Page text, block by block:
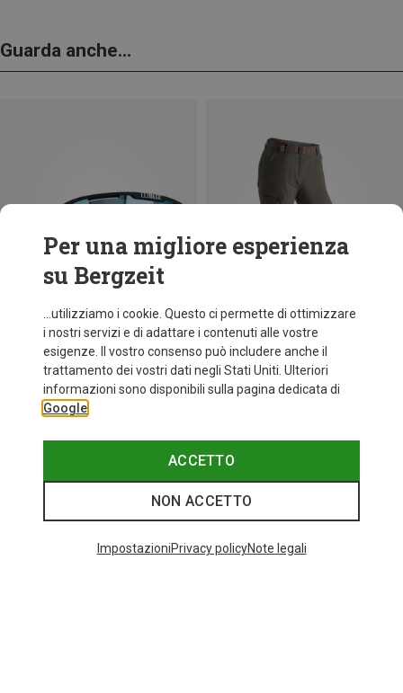
Guarda anche...
+11
fino a 35%
I più cercati
Per una migliore esperienza
su Bergzeit
...utilizziamo i cookie. Questo ci permette di ottimizzare
i nostri servizi e di adattare i contenuti alle vostre
esigenze. Il vostro consenso può includere anche il
trattamento dei vostri dati negli Stati Uniti. Ulteriori
informazioni sono disponibili sulla pagina dedicata di
Google
ACCETTO
NON ACCETTO
ImpostazioniPrivacy policyNote legali